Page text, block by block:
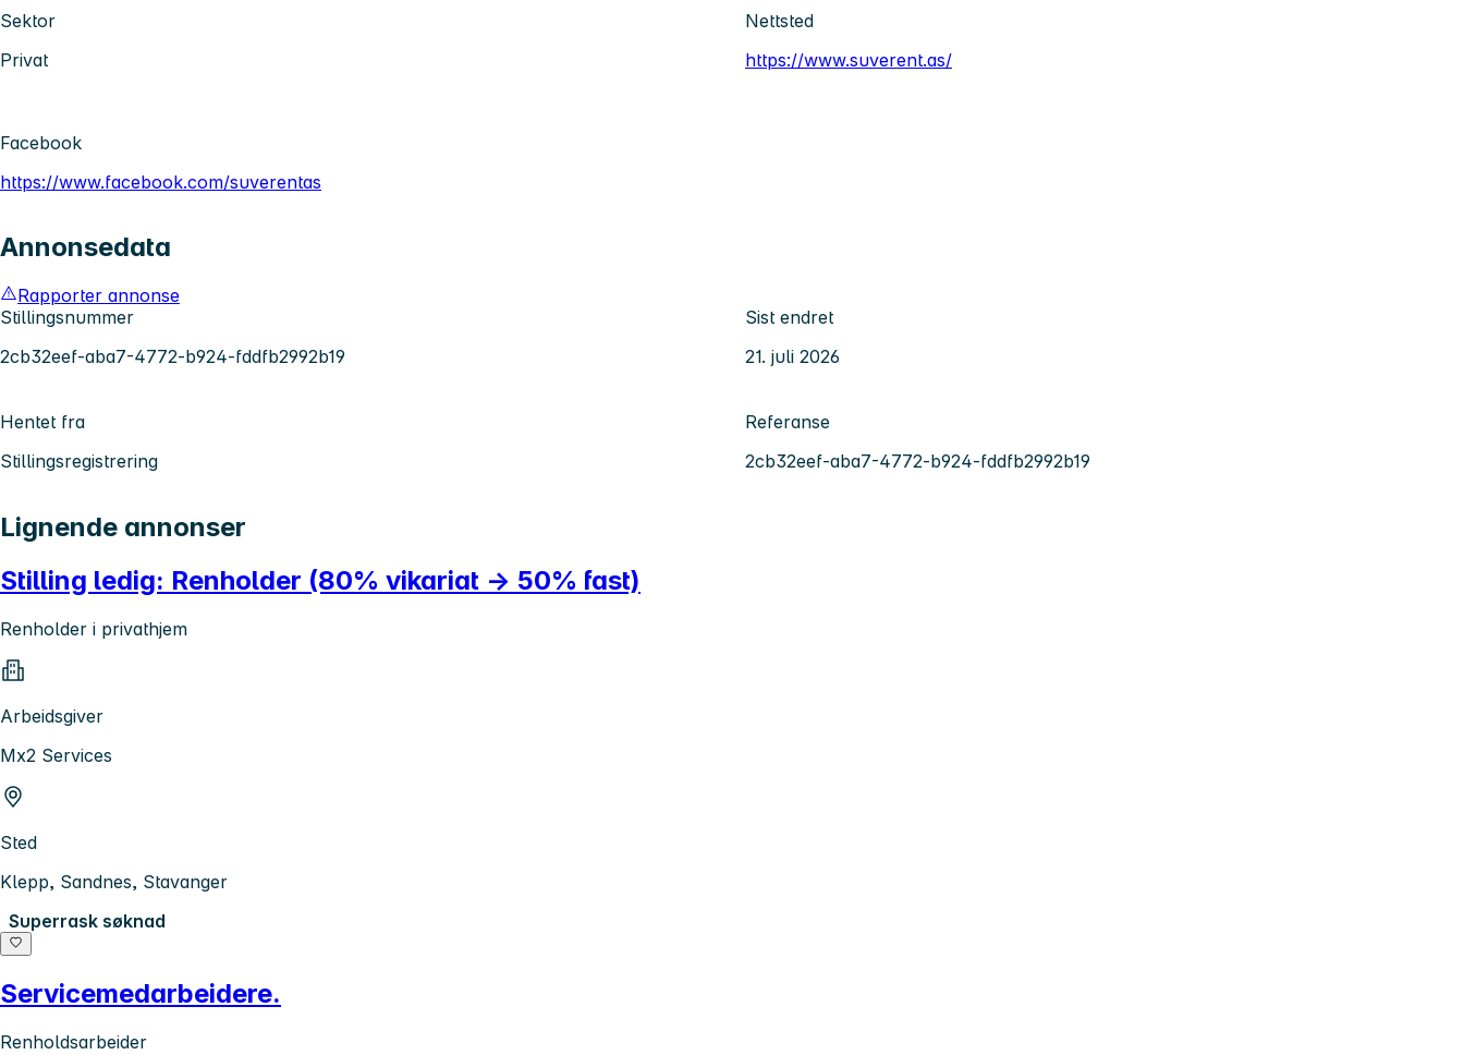
Sektor
Privat
Nettsted
https://www.suverent.as/
Facebook
https://www.facebook.com/suverentas
Annonsedata
Rapporter annonse
Stillingsnummer
2cb32eef-aba7-4772-b924-fddfb2992b19
Sist endret
21. juli 2026
Hentet fra
Stillingsregistrering
Referanse
2cb32eef-aba7-4772-b924-fddfb2992b19
Lignende annonser
Stilling ledig: Renholder (80% vikariat → 50% fast)
Renholder i privathjem
Arbeidsgiver
Mx2 Services
Sted
Klepp, Sandnes, Stavanger
Superrask søknad
Servicemedarbeidere.
Renholdsarbeider